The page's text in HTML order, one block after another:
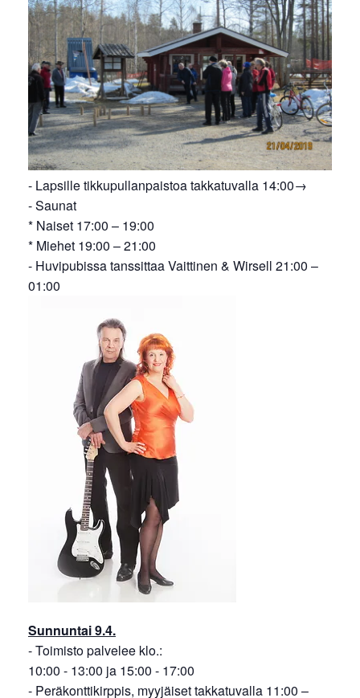
- Lapsille tikkupullanpaistoa takkatuvalla 14:00→
- Saunat
* Naiset 17:00 – 19:00
* Miehet 19:00 – 21:00
- Huvipubissa tanssittaa Vaittinen & Wirsell 21:00 –
01:00
Sunnuntai 9.4.
- Toimisto palvelee klo.:
10:00 - 13:00 ja 15:00 - 17:00
- Peräkonttikirppis, myyjäiset takkatuvalla 11:00 –